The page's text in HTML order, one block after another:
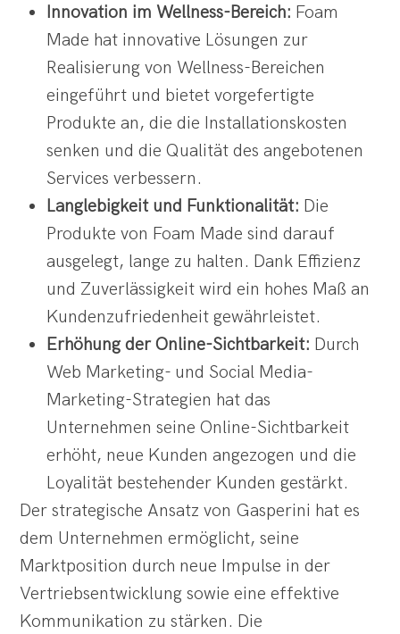
Innovation im Wellness-Bereich: Foam
Made hat innovative Lösungen zur
Realisierung von Wellness-Bereichen
eingeführt und bietet vorgefertigte
Produkte an, die die Installationskosten
senken und die Qualität des angebotenen
Services verbessern.
Langlebigkeit und Funktionalität: Die
Produkte von Foam Made sind darauf
ausgelegt, lange zu halten. Dank Effizienz
und Zuverlässigkeit wird ein hohes Maß an
Kundenzufriedenheit gewährleistet.
Erhöhung der Online-Sichtbarkeit: Durch
Web Marketing- und Social Media-
Marketing-Strategien hat das
Unternehmen seine Online-Sichtbarkeit
erhöht, neue Kunden angezogen und die
Loyalität bestehender Kunden gestärkt.
Der strategische Ansatz von Gasperini hat es
dem Unternehmen ermöglicht, seine
Marktposition durch neue Impulse in der
Vertriebsentwicklung sowie eine effektive
Kommunikation zu stärken. Die